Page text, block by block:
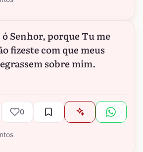
Senhor, porque Tu me
fizeste com que meus
sobre mim.
0